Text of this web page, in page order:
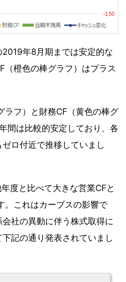
年8月期までは安定的な
（橙色の棒グラフ）はプラス
ラフ）と財務CF（黄色の棒グ
間は比較的安定しており、各
ロ付近で推移していまし
度と比べて大きな営業CFと
。これはカーブスの影響で
社の異動に伴う株式取得に
記の通り発表されていまし